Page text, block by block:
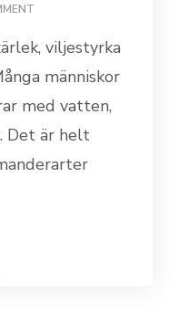
viljestyrka
människor
med vatten,
Det är helt